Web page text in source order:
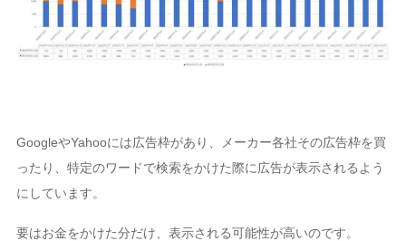
GoogleやYahooには広告枠があり、メーカー各社その広告枠を買
ったり、特定のワードで検索をかけた際に広告が表示されるよう
にしています。
要はお金をかけた分だけ、表示される可能性が高いのです。